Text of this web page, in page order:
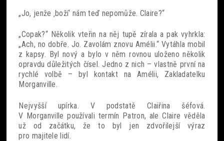
„Jo, jenže ‚boží‘ nám teď nepomůže. Claire?“
„Copak?“ Několik vteřin na něj tupě zírala a pak vyhrkla:
„Ach, no dobře. Jo. Zavolám znovu Amélii.“ Vytáhla mobil
z kapsy. Byl nový a bylo v něm rovnou uloženo několik
opravdu důležitých čísel. Jedno z nich – vlastně první na
rychlé volbě – byl kontakt na Amélii, Zakladatelku
Morganville.
Nejvyšší upírka. V podstatě Claiřina šéfová.
V Morganville používali termín Patron, ale Claire věděla
už od začátku, že to byl jen zdvořilejší výraz
pro majitele lidí.